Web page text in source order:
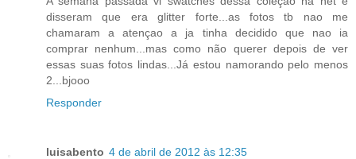
disseram que era glitter forte...as fotos tb nao me
chamaram a atençao a ja tinha decidido que nao ia
comprar nenhum...mas como não querer depois de ver
essas suas fotos lindas...Já estou namorando pelo menos
2...bjooo
Responder
luisabento 4 de abril de 2012 às 12:35